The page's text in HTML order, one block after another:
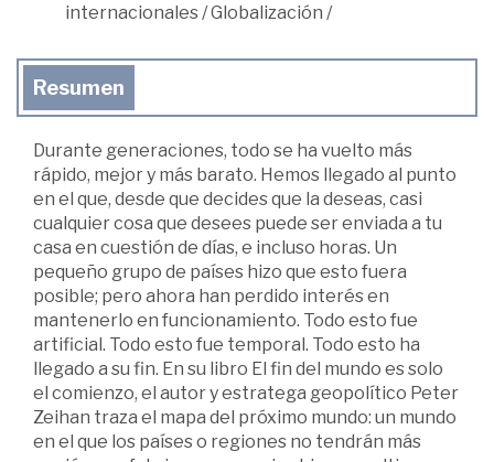
internacionales/Globalización /
Resumen
Durante generaciones, todo se ha vuelto más
rápido, mejor y más barato. Hemos llegado al punto
en el que, desde que decides que la deseas, casi
cualquier cosa que desees puede ser enviada a tu
casa en cuestión de días, e incluso horas. Un
pequeño grupo de países hizo que esto fuera
posible; pero ahora han perdido interés en
mantenerlo en funcionamiento. Todo esto fue
artificial. Todo esto fue temporal. Todo esto ha
llegado a su fin. En su libro El fin del mundo es solo
el comienzo, el autor y estratega geopolítico Peter
Zeihan traza el mapa del próximo mundo: un mundo
en el que los países o regiones no tendrán más